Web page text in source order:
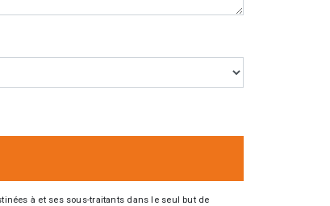
à et ses sous-traitants dans le seul but de